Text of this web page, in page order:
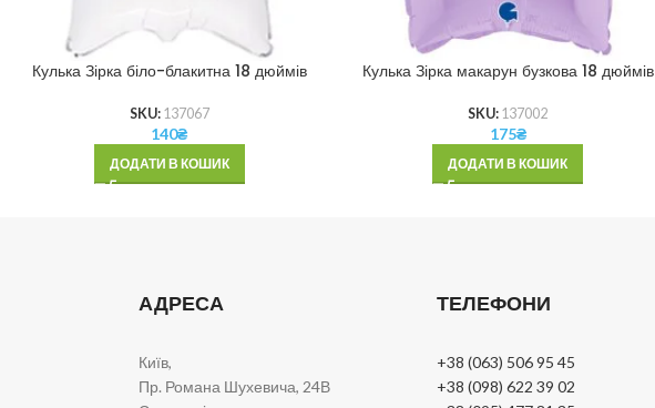
Кулька Зірка біло-блакитна 18 дюймів
SKU: 137067
140₴
ДОДАТИ В КОШИК
Кулька Зірка макарун бузкова 18 дюймів
SKU: 137002
175₴
ДОДАТИ В КОШИК
АДРЕСА
Київ,
Пр. Романа Шухевича, 24В
ТЕЛЕФОНИ
+38 (063) 506 95 45
+38 (098) 622 39 02